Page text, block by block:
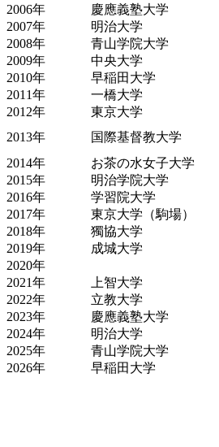
2006年 慶應義塾大学
2007年 明治大学
2008年 青山学院大学
2009年 中央大学
2010年 早稲田大学
2011年 一橋大学
2012年 東京大学
2013年
国際基督教大学
2014年
お茶の水女子大学
2015年
明治学院大学
2016年
学習院大学
2017年
東京大学（駒場）
2018年
獨協大学
2019年
成城大学
2020年
2021年
上智大学
2022年
立教大学
2023年
慶應義塾大学
2024年
明治大学
2025年
青山学院大学
2026年
早稲田大学